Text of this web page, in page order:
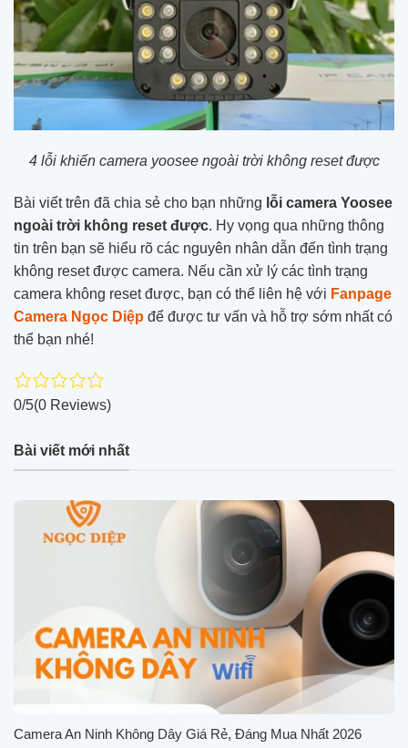
4 lỗi khiến camera yoosee ngoài trời không reset được
Bài viết trên đã chia sẻ cho bạn những lỗi camera Yoosee
ngoài trời không reset được. Hy vọng qua những thông
tin trên bạn sẽ hiểu rõ các nguyên nhân dẫn đến tình trạng
không reset được camera. Nếu cần xử lý các tình trạng
camera không reset được, bạn có thể liên hệ với Fanpage
Camera Ngọc Diệp để được tư vấn và hỗ trợ sớm nhất có
thể bạn nhé!
0/5(0 Reviews)
Bài viết mới nhất
Camera An Ninh Không Dây Giá Rẻ, Đáng Mua Nhất 2026